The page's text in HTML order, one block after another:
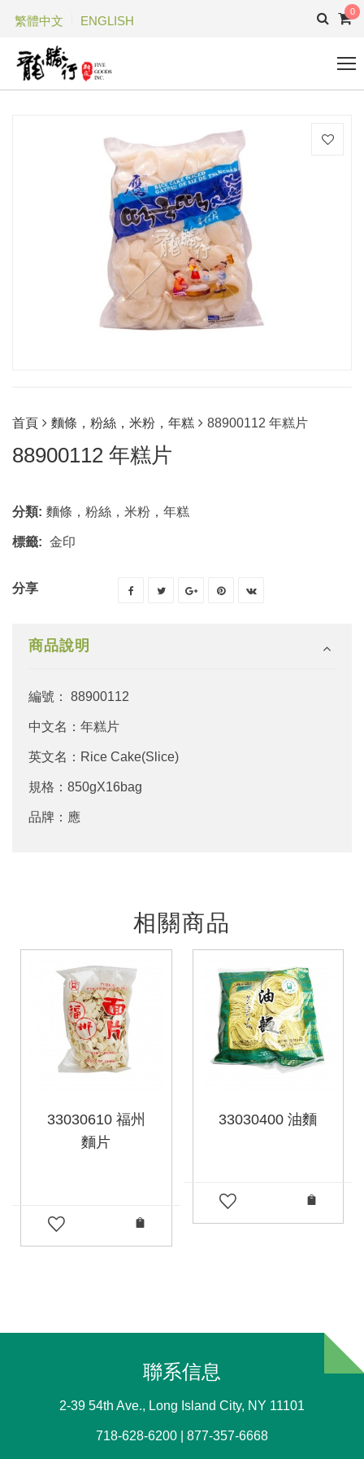
繁體中文 ENGLISH
0
首頁 麵條，粉絲，米粉，年糕 88900112 年糕片
88900112 年糕片
分類: 麵條，粉絲，米粉，年糕
標籤: 金印
分享
商品說明
編號： 88900112
中文名：年糕片
英文名：Rice Cake(Slice)
規格：850gX16bag
品牌：應
相關商品
33030610 福州
麵片
33030400 油麵
聯系信息
2-39 54th Ave., Long Island City, NY 11101
718-628-6200 | 877-357-6668